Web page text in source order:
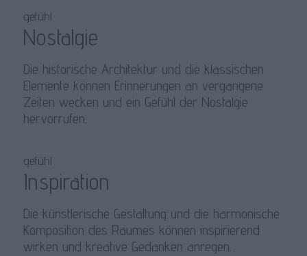
gefühl
Nostalgie
Die historische Architektur und die klassischen
Elemente können Erinnerungen an vergangene
Zeiten wecken und ein Gefühl der Nostalgie
hervorrufen.
gefühl
Inspiration
Die künstlerische Gestaltung und die harmonische
Komposition des Raumes können inspirierend
wirken und kreative Gedanken anregen.